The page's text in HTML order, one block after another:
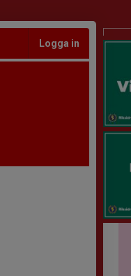
Logga in